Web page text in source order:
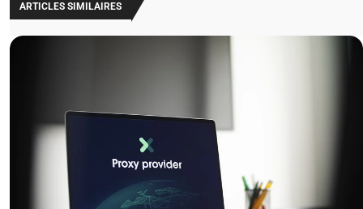
ARTICLES SIMILAIRES